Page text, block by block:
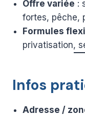
Offre variée :
fortes, pêche,
Formules
privatisation,
Infos
Adresse /